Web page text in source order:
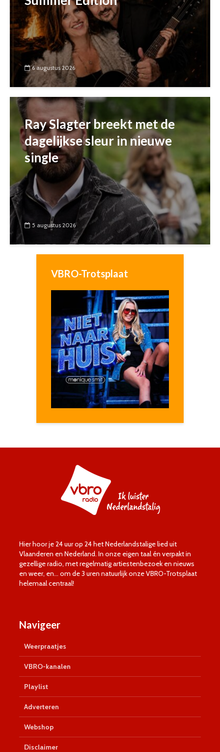
6 augustus 2026
Ray Slagter breekt met de
dagelijkse sleur in nieuwe
single
5 augustus 2026
VBRO-Trotsplaat
Hier hoor je 24 uur op 24 het Nederlandstalige lied uit
Vlaanderen en Nederland. In onze eigen taal én verpakt in
gezellige radio, met regelmatig artiestenbezoek en nieuws
en weer, en… om de 3 uren natuurlijk onze VBRO-Trotsplaat
helemaal centraal!
Navigeer
Weerpraatjes
VBRO-kanalen
Playlist
Adverteren
Webshop
Disclaimer